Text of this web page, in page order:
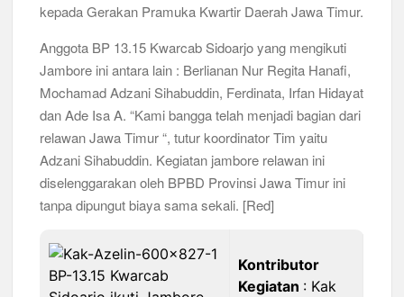
kepada Gerakan Pramuka Kwartir Daerah Jawa Timur.
Anggota BP 13.15 Kwarcab Sidoarjo yang mengikuti
Jambore ini antara lain : Berlianan Nur Regita Hanafi,
Mochamad Adzani Sihabuddin, Ferdinata, Irfan Hidayat
dan Ade Isa A. “Kami bangga telah menjadi bagian dari
relawan Jawa Timur “, tutur koordinator Tim yaitu
Adzani Sihabuddin. Kegiatan jambore relawan ini
diselenggarakan oleh BPBD Provinsi Jawa Timur ini
tanpa dipungut biaya sama sekali. [Red]
Kontributor
Kegiatan : Kak